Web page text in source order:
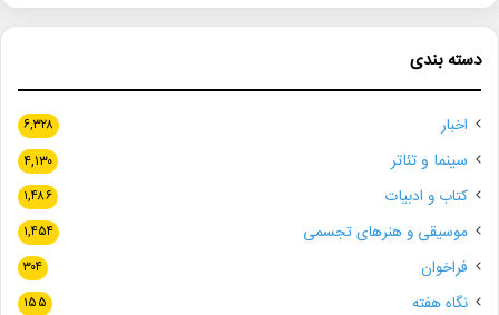
دسته بندی
اخبار ۶,۳۲۸
سینما و تئاتر ۴,۱۳۰
کتاب و ادبیات ۱,۴۸۶
موسیقی و هنرهای تجسمی ۱,۴۵۴
فراخوان ۳۰۴
نگاه هفته ۱۵۵